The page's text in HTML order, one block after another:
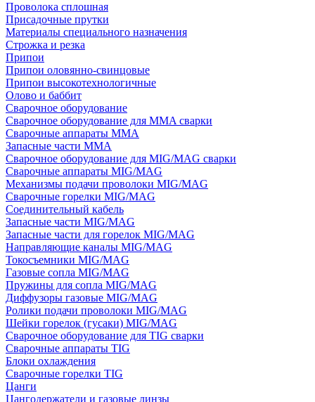
Проволока сплошная
Присадочные прутки
Материалы специального назначения
Строжка и резка
Припои
Припои оловянно-свинцовые
Припои высокотехнологичные
Олово и баббит
Сварочное оборудование
Сварочное оборудование для MMA сварки
Сварочные аппараты MMA
Запасные части MMA
Сварочное оборудование для MIG/MAG сварки
Сварочные аппараты MIG/MAG
Механизмы подачи проволоки MIG/MAG
Сварочные горелки MIG/MAG
Соединительный кабель
Запасные части MIG/MAG
Запасные части для горелок MIG/MAG
Направляющие каналы MIG/MAG
Токосъемники MIG/MAG
Газовые сопла MIG/MAG
Пружины для сопла MIG/MAG
Диффузоры газовые MIG/MAG
Ролики подачи проволоки MIG/MAG
Шейки горелок (гусаки) MIG/MAG
Сварочное оборудование для TIG сварки
Сварочные аппараты TIG
Блоки охлаждения
Сварочные горелки TIG
Цанги
Цангодержатели и газовые линзы